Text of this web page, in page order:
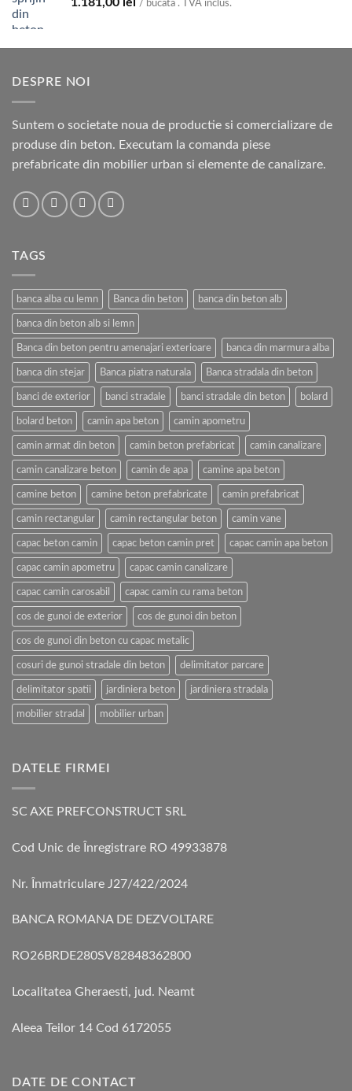
1.181,00 lei / bucata . TVA inclus.
DESPRE NOI
Suntem o societate noua de productie si comercializare de
produse din beton. Executam la comanda piese
prefabricate din mobilier urban si elemente de canalizare.
TAGS
banca alba cu lemn Banca din beton banca din beton alb
banca din beton alb si lemn
Banca din beton pentru amenajari exterioare banca din marmura alba
banca din stejar Banca piatra naturala Banca stradala din beton
banci de exterior banci stradale banci stradale din beton bolard
bolard beton camin apa beton camin apometru
camin armat din beton camin beton prefabricat camin canalizare
camin canalizare beton camin de apa camine apa beton
camine beton camine beton prefabricate camin prefabricat
camin rectangular camin rectangular beton camin vane
capac beton camin capac beton camin pret capac camin apa beton
capac camin apometru capac camin canalizare
capac camin carosabil capac camin cu rama beton
cos de gunoi de exterior cos de gunoi din beton
cos de gunoi din beton cu capac metalic
cosuri de gunoi stradale din beton delimitator parcare
delimitator spatii jardiniera beton jardiniera stradala
mobilier stradal mobilier urban
DATELE FIRMEI
SC AXE PREFCONSTRUCT SRL
Cod Unic de Înregistrare RO 49933878
Nr. Înmatriculare J27/422/2024
BANCA ROMANA DE DEZVOLTARE
RO26BRDE280SV82848362800
Localitatea Gheraesti, jud. Neamt
Aleea Teilor 14 Cod 6172055
DATE DE CONTACT